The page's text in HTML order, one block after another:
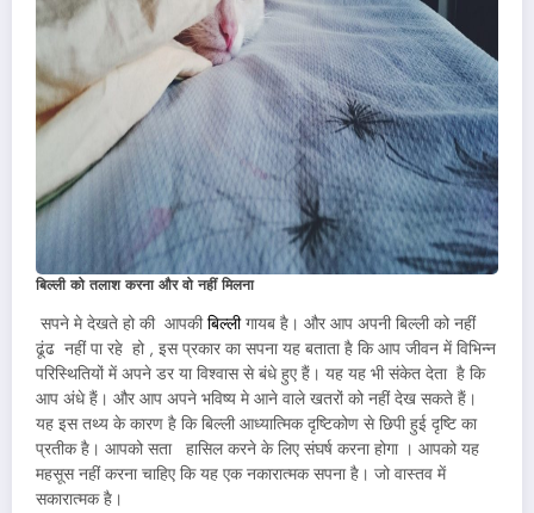
बिल्ली को तलाश करना और वो नहीं मिलना
सपने मे देखते हो की आपकीबिल्लीगायब है। और आप अपनी बिल्ली को नहीं
ढूंढ नहीं पा रहे हो , इस प्रकार का सपना यह बताता है कि आप जीवन में विभिन्न
परिस्थितियों में अपने डर या विश्वास से बंधे हुए हैं। यह यह भी संकेत देता है कि
आप अंधे हैं। और आप अपने भविष्य मे आने वाले खतरों को नहीं देख सकते हैं।
यह इस तथ्य के कारण है कि बिल्ली आध्यात्मिक दृष्टिकोण से छिपी हुई दृष्टि का
प्रतीक है। आपको सता हासिल करने के लिए संघर्ष करना होगा । आपको यह
महसूस नहीं करना चाहिए कि यह एक नकारात्मक सपना है। जो वास्तव में
सकारात्मक है।